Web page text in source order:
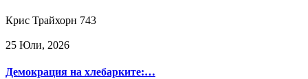
Крис Трайхорн 743
25 Юли, 2026
Демокрация на хлебарките:…